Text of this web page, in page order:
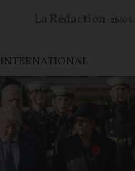
La Rédaction 26/
INTERNATIONAL